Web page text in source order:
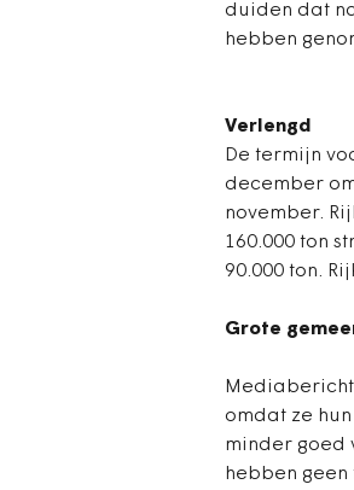
duiden dat
hebben
Verlengd
De termijn
december
november.
160.000 ton
90.000 ton.
Grote
omdat ze
minder goed
hebben